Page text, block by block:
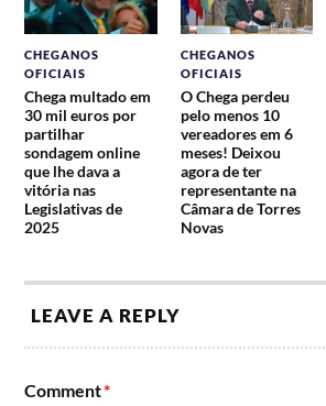
CHEGANOS
OFICIAIS
Chega multado em
30 mil euros por
partilhar
sondagem online
que lhe dava a
vitória nas
Legislativas de
2025
CHEGANOS
OFICIAIS
O Chega perdeu
pelo menos 10
vereadores em 6
meses! Deixou
agora de ter
representante na
Câmara de Torres
Novas
LEAVE A REPLY
Comment*